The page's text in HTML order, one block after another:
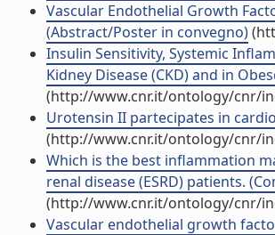
Vascular Endothelial Growth
(Abstract/Poster in convegno)
Insulin Sensitivity, Systemic
Kidney Disease (CKD) and in
(http://www.cnr.it/ontology/cnr/
Urotensin II partecipates in
(http://www.cnr.it/ontology/cnr/
Which is the best inflammation
renal disease (ESRD) patients.
(http://www.cnr.it/ontology/cnr/
Vascular endothelial growth